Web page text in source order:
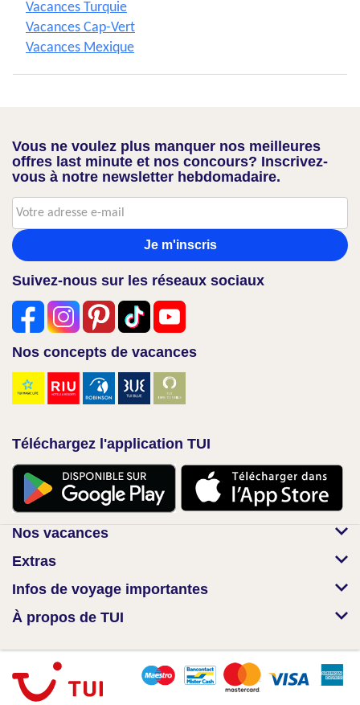
Vacances Turquie
Vacances Cap-Vert
Vacances Mexique
Vous ne voulez plus manquer nos meilleures
offres last minute et nos concours? Inscrivez-
vous à notre newsletter hebdomadaire.
Je m'inscris
Suivez-nous sur les réseaux sociaux
Nos concepts de vacances
Téléchargez l'application TUI
Nos vacances
Extras
Infos de voyage importantes
À propos de TUI